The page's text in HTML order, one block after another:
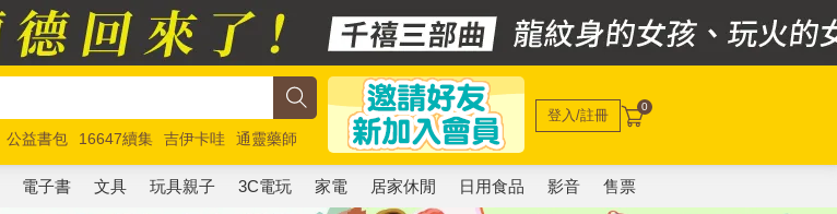
公益書包 16647續集 吉伊卡哇
通靈藥師
玩具總動員5 超慢跑
登入/註冊 0
電子書 文具 玩具親子 3C電玩 家電 居家休閒 日用食品 影音 售票